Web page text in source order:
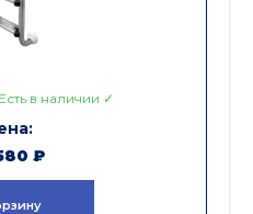
Есть в наличии ✓
₽